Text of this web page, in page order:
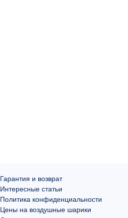
Гарантия и возврат
Интересные статьи
Политика конфиденциальности
Цены на воздушные шарики